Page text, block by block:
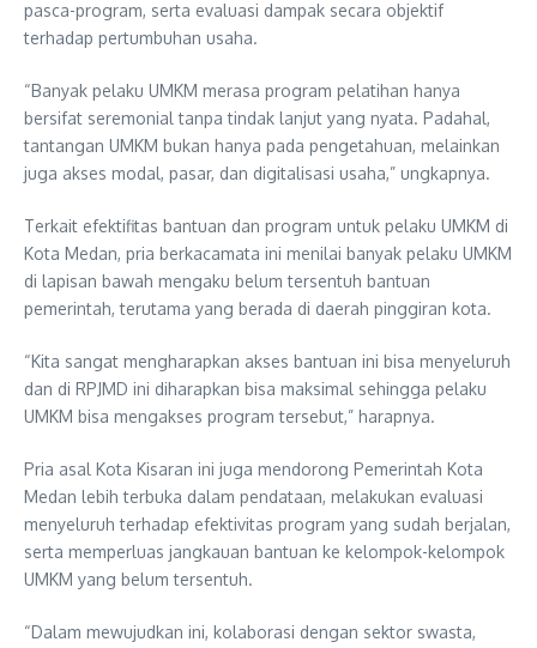
pasca-program, serta evaluasi dampak secara objektif
terhadap pertumbuhan usaha.
“Banyak pelaku UMKM merasa program pelatihan hanya
bersifat seremonial tanpa tindak lanjut yang nyata. Padahal,
tantangan UMKM bukan hanya pada pengetahuan, melainkan
juga akses modal, pasar, dan digitalisasi usaha,” ungkapnya.
Terkait efektifitas bantuan dan program untuk pelaku UMKM di
Kota Medan, pria berkacamata ini menilai banyak pelaku UMKM
di lapisan bawah mengaku belum tersentuh bantuan
pemerintah, terutama yang berada di daerah pinggiran kota.
“Kita sangat mengharapkan akses bantuan ini bisa menyeluruh
dan di RPJMD ini diharapkan bisa maksimal sehingga pelaku
UMKM bisa mengakses program tersebut,” harapnya.
Pria asal Kota Kisaran ini juga mendorong Pemerintah Kota
Medan lebih terbuka dalam pendataan, melakukan evaluasi
menyeluruh terhadap efektivitas program yang sudah berjalan,
serta memperluas jangkauan bantuan ke kelompok-kelompok
UMKM yang belum tersentuh.
“Dalam mewujudkan ini, kolaborasi dengan sektor swasta,